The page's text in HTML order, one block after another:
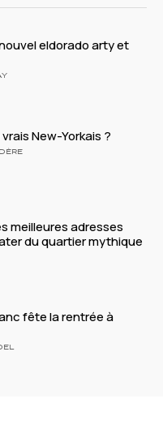
eldorado arty et
New-Yorkais ?
meilleures adresses
du quartier mythique
fête la rentrée à